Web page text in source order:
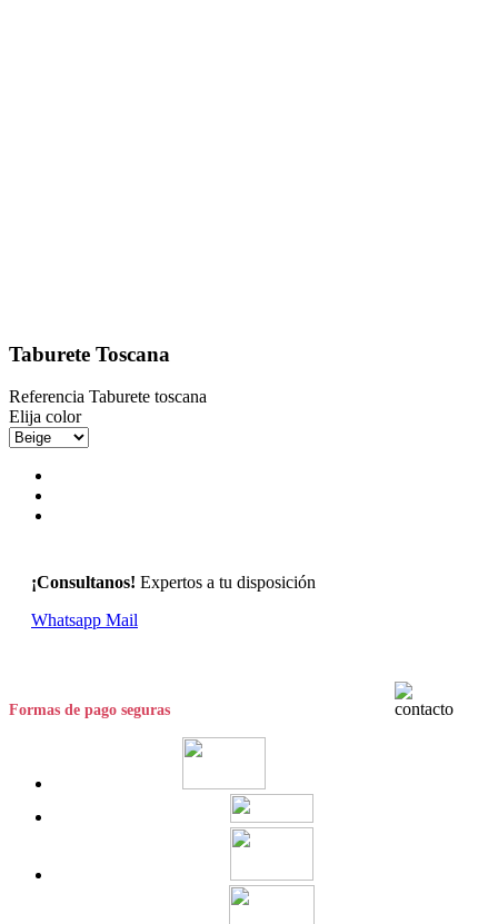
Taburete Toscana
Referencia Taburete toscana
Elija color
¡Consultanos! Expertos a tu disposición
Whatsapp Mail
Formas de pago seguras